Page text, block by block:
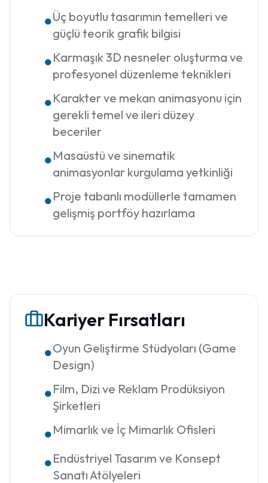
●Üç boyutlu tasarımın temelleri ve
güçlü teorik grafik bilgisi
●Karmaşık 3D nesneler oluşturma ve
profesyonel düzenleme teknikleri
●Karakter ve mekan animasyonu için
gerekli temel ve ileri düzey
beceriler
●Masaüstü ve sinematik
animasyonlar kurgulama yetkinliği
●Proje tabanlı modüllerle tamamen
gelişmiş portföy hazırlama
Kariyer Fırsatları
●Oyun Geliştirme Stüdyoları (Game
Design)
●Film, Dizi ve Reklam Prodüksiyon
Şirketleri
●Mimarlık ve İç Mimarlık Ofisleri
●Endüstriyel Tasarım ve Konsept
Sanatı Atölyeleri